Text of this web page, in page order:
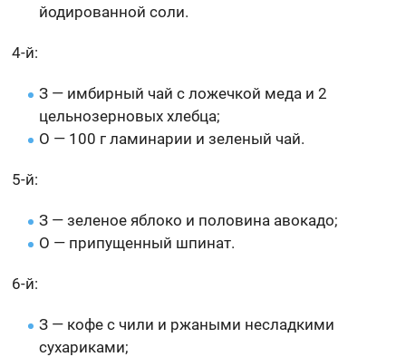
йодированной соли.
4-й:
З — имбирный чай с ложечкой меда и 2
цельнозерновых хлебца;
О — 100 г ламинарии и зеленый чай.
5-й:
З — зеленое яблоко и половина авокадо;
О — припущенный шпинат.
6-й:
З — кофе с чили и ржаными несладкими
сухариками;